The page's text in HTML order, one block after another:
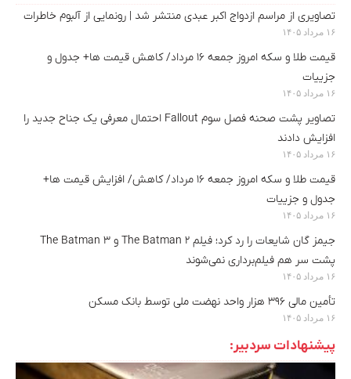
تصاویری از مراسم ازدواج اکبر عبدی منتشر شد | رونمایی از آلبوم خاطرات
۱۶ مرداد ۱۴۰۵
قیمت طلا و سکه امروز جمعه ۱۶ مرداد/ کاهش قیمت ها+ جدول و
جزییات
۱۶ مرداد ۱۴۰۵
تصاویر پشت صحنه فصل سوم Fallout احتمال معرفی یک جناح جدید را
افزایش دادند
۱۶ مرداد ۱۴۰۵
قیمت طلا و سکه امروز جمعه ۱۶ مرداد/ کاهش/ افزایش قیمت ها+
جدول و جزییات
۱۶ مرداد ۱۴۰۵
جیمز گان شایعات را رد کرد؛ فیلم The Batman 2 و The Batman 3
پشت سر هم فیلم‌برداری نمی‌شوند
۱۶ مرداد ۱۴۰۵
تأمین مالی ۳۹۶ هزار واحد نهضت ملی توسط بانک مسکن
۱۶ مرداد ۱۴۰۵
پیشنهادات سردبیر: